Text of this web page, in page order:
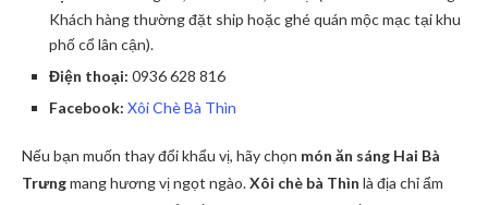
Khách hàng thường đặt ship hoặc ghé quán mộc mạc tại khu
phố cổ lân cận).
Điện thoại: 0936 628 816
Facebook: Xôi Chè Bà Thìn
Nếu bạn muốn thay đổi khẩu vị, hãy chọn món ăn sáng Hai Bà
Trưngmang hương vị ngọt ngào.Xôi chè bà Thìn là địa chỉ ẩm